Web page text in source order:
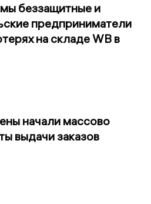
беззащитные и
предприниматели
на складе WB в
начали массово
выдачи заказов